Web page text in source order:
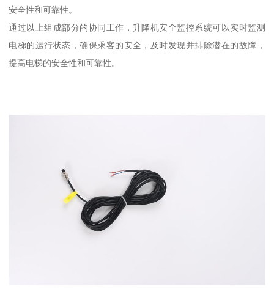
安全性和可靠性。
通过以上组成部分的协同工作，升降机安全监控系统可以实时监测
电梯的运行状态，确保乘客的安全，及时发现并排除潜在的故障，
提高电梯的安全性和可靠性。